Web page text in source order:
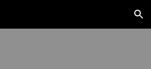
Skip to navigation